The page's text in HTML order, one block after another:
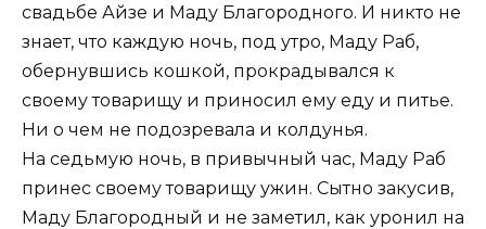
свадьбе Айзе и Маду Благородного. И никто не
знает, что каждую ночь, под утро, Маду Раб,
обернувшись кошкой, прокрадывался к
своему товарищу и приносил ему еду и питье.
Ни о чем не подозревала и колдунья.
На седьмую ночь, в привычный час, Маду Раб
принес своему товарищу ужин. Сытно закусив,
Маду Благородный и не заметил, как уронил на